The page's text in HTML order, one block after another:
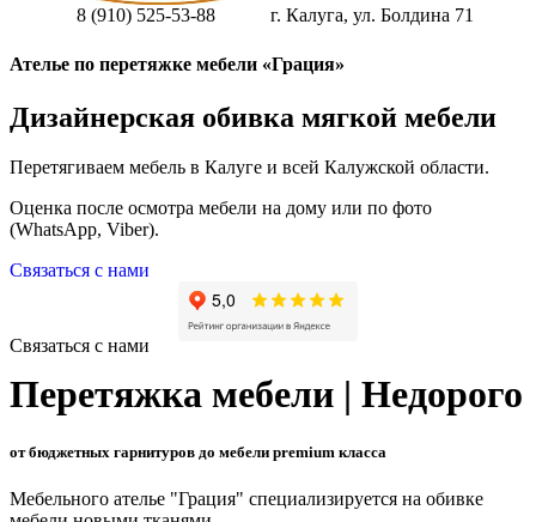
8 (910) 525-53-88 г. Калуга, ул. Болдина 71
Ателье по перетяжке мебели «Грация»
Дизайнерская обивка мягкой мебели
Перетягиваем мебель в Калуге и всей Калужской области.
Оценка после осмотра мебели на дому или по фото
(WhatsApp, Viber).
Связаться с нами
Связаться с нами
Перетяжка мебели | Недорого
от бюджетных гарнитуров до мебели premium класса
Мебельного ателье "Грация" специализируется на обивке